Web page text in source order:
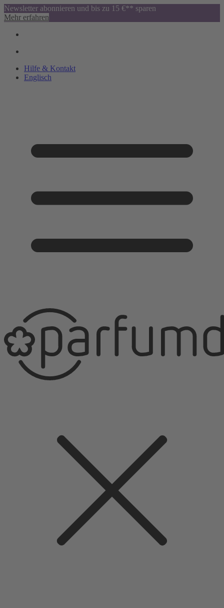
Newsletter abonnieren und bis zu 15 €** sparen
Mehr erfahren
Hilfe & Kontakt
Englisch